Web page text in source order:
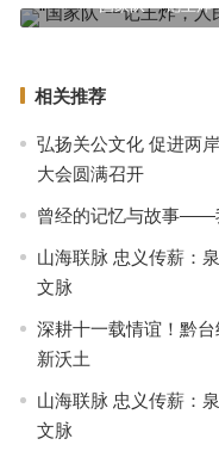
“国家队”一记王
相关推荐
弘扬关公文化 促进两
大会圆满召开
曾经的记忆与故事——
山海联脉 忠义传薪：
文脉
深耕十一载情谊！黔
新沃土
山海联脉 忠义传薪：
文脉